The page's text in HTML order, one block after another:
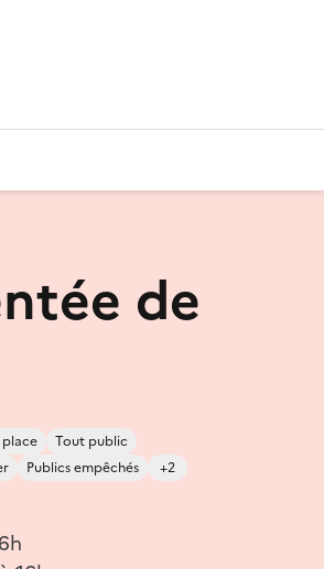
de
place
Tout public
Publics empêchés +2